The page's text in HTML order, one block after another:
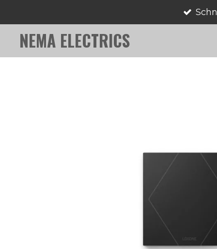
springen
NEMA ELECTRICS